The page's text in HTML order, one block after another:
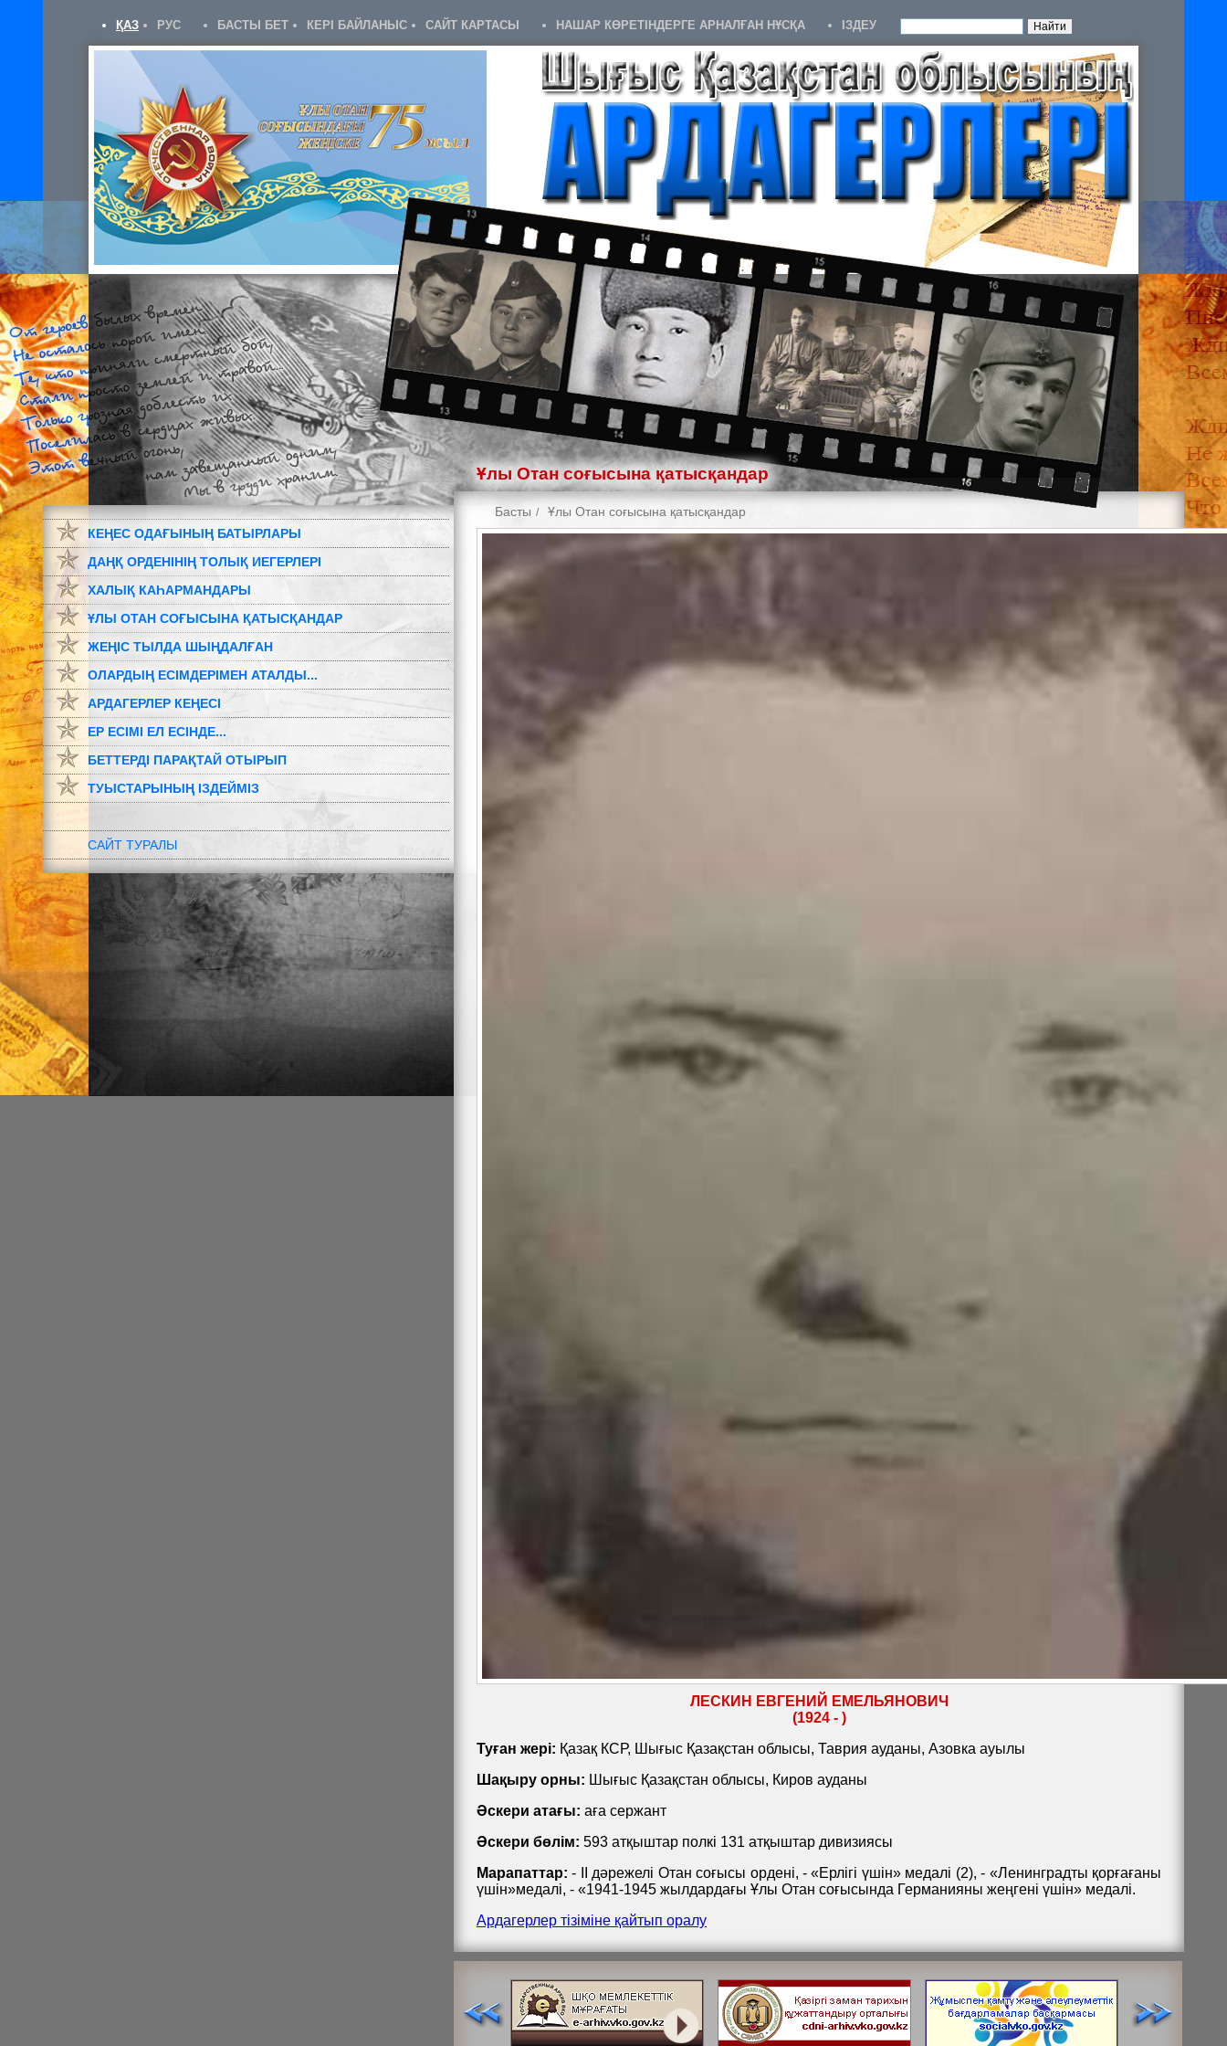
ҚАЗ РУС БАСТЫ БЕТ КЕРІ БАЙЛАНЫС САЙТ КАРТАСЫ НАШАР КӨРЕТІНДЕРГЕ АРНАЛҒАН НҰСҚА IЗДЕУ
Ұлы Отан соғысына қатысқандар
КЕҢЕС ОДАҒЫНЫҢ БАТЫРЛАРЫ
ДАҢҚ ОРДЕНІНІҢ ТОЛЫҚ ИЕГЕРЛЕРІ
ХАЛЫҚ КАҺАРМАНДАРЫ
ҰЛЫ ОТАН СОҒЫСЫНА ҚАТЫСҚАНДАР
ЖЕҢІС ТЫЛДА ШЫҢДАЛҒАН
ОЛАРДЫҢ ЕСІМДЕРІМЕН АТАЛДЫ...
АРДАГЕРЛЕР КЕҢЕСІ
ЕР ЕСІМІ ЕЛ ЕСІНДЕ...
БЕТТЕРДІ ПАРАҚТАЙ ОТЫРЫП
ТУЫСТАРЫНЫҢ ІЗДЕЙМІЗ
САЙТ ТУРАЛЫ
Басты Ұлы Отан соғысына қатысқандар
ЛЕСКИН ЕВГЕНИЙ ЕМЕЛЬЯНОВИЧ
(1924 - )
Туған жері: Қазақ КСР, Шығыс Қазақстан облысы, Таврия ауданы, Азовка ауылы
Шақыру орны: Шығыс Қазақстан облысы, Киров ауданы
Әскери атағы: аға сержант
Әскери бөлім: 593 атқыштар полкі 131 атқыштар дивизиясы
Марапаттар: - II дәрежелі Отан соғысы ордені, - «Ерлігі үшін» медалі (2), - «Ленинградты қорғағаны
үшін»медалі, - «1941-1945 жылдардағы Ұлы Отан соғысында Германияны жеңгені үшін» медалі.
Ардагерлер тізіміне қайтып оралу